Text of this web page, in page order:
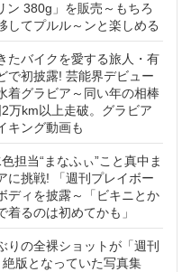
ン 380g」を販売～もちろ
してプルル～ンと楽しめる
たバイクを愛する旅人・有
で初披露! 芸能界デビュー
着グラビア～同い年の相棒
万km以上走破。グラビア
キング動画も
担当“まなふぃ”こと真中ま
に挑戦! 「週刊プレイボー
ディを披露～「ビキニとか
るのは初めてかも」
の全裸ショットが「週刊
版となっていた写真集